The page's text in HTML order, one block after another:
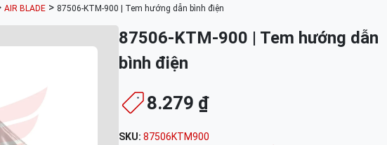
AIR BLADE > 87506-KTM-900 | Tem hướng dẫn bình điện
87506-KTM-900 | Tem hướng dẫn
bình điện
8.279 ₫
SKU: 87506KTM900